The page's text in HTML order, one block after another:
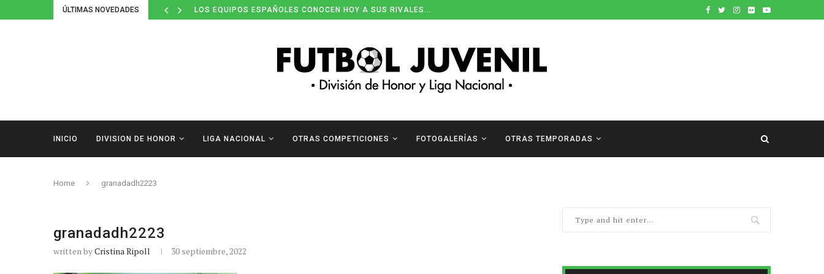
ÚLTIMAS NOVEDADES LOS EQUIPOS ESPAÑOLES CONOCEN HOY A SUS RIVALES...
INICIO DIVISION DE HONOR LIGA NACIONAL OTRAS COMPETICIONES FOTOGALERÍAS OTRAS TEMPORADAS
Home granadadh2223
granadadh2223
written byCristina Ripoll 30 septiembre, 2022